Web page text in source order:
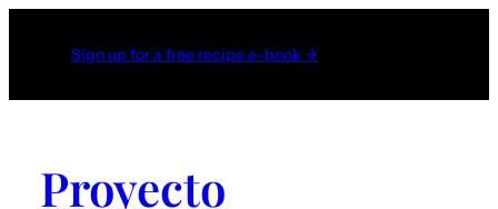
Sign up for a free recipe e-book →
Proyecto